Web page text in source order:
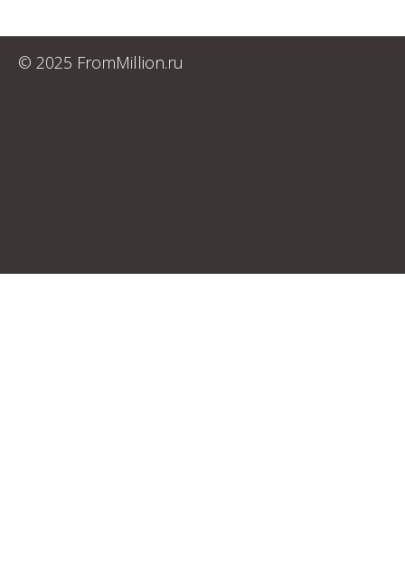
© 2025 FromMillion.ru